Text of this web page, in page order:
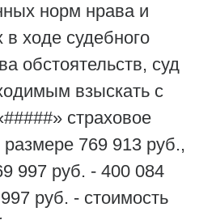
норм нрава и
в ходе судебного
обстоятельств, суд
взыскать с
страховое
769 913 руб.,
997 руб. - 400 084
руб. - стоимость